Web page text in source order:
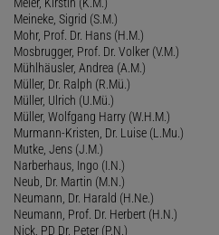
Meineke, Sigrid (S.M.)
Mohr, Prof. Dr. Hans (H.M.)
Mosbrugger, Prof. Dr. Volker (V.M.)
Mühlhäusler, Andrea (A.M.)
Müller, Dr. Ralph (R.Mü.)
Müller, Ulrich (U.Mü.)
Müller, Wolfgang Harry (W.H.M.)
Murmann-Kristen, Dr. Luise (L.Mu.)
Mutke, Jens (J.M.)
Narberhaus, Ingo (I.N.)
Neub, Dr. Martin (M.N.)
Neumann, Dr. Harald (H.Ne.)
Neumann, Prof. Dr. Herbert (H.N.)
Nick, PD Dr. Peter (P.N.)